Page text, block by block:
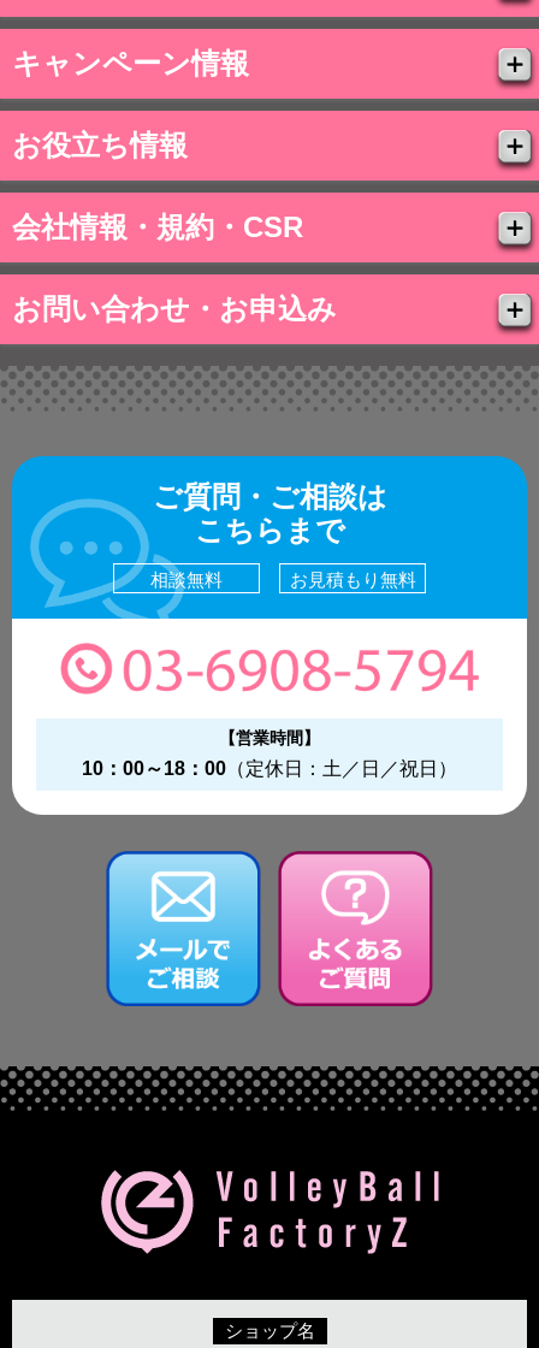
キャンペーン情報
お役立ち情報
会社情報・規約・CSR
お問い合わせ・お申込み
ご質問・ご相談は
こちらまで
相談無料 お見積もり無料
【営業時間】
10：00～18：00 （定休日：土／日／祝日）
ショップ名